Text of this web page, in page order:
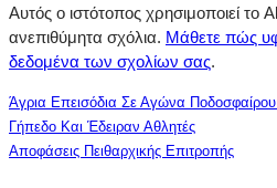
Αυτός ο ιστότοπος χρησιμοποιεί το
ανεπιθύμητα σχόλια. Μάθετε πώς
δεδομένα των σχολίων σας.
Άγρια Επεισόδια Σε Αγώνα
Γήπεδο Και Έδειραν Αθλητές
Αποφάσεις Πειθαρχικής Επιτροπής